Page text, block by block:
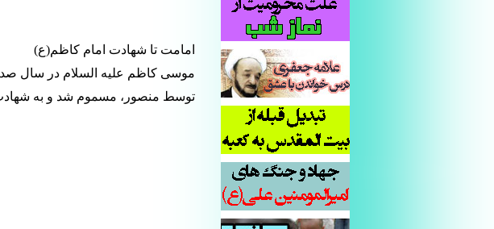
امامت تا شهادت امام کاظم(ع)
موسی کاظم علیه السلام در سال
توسط منصور، مسموم شد و به شهادت